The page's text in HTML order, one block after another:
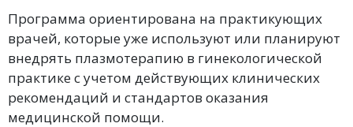
Программа ориентирована на практикующих
врачей, которые уже используют или планируют
внедрять плазмотерапию в гинекологической
практике с учетом действующих клинических
рекомендаций и стандартов оказания
медицинской помощи.